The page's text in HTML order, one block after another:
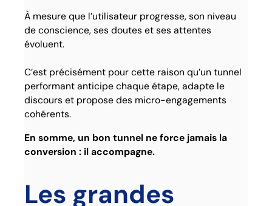
À mesure que l’utilisateur progresse, son niveau
de conscience, ses doutes et ses attentes
évoluent.
C’est précisément pour cette raison qu’un tunnel
performant anticipe chaque étape, adapte le
discours et propose des micro-engagements
cohérents.
En somme, un bon tunnel ne force jamais la
conversion : il accompagne.
Les grandes